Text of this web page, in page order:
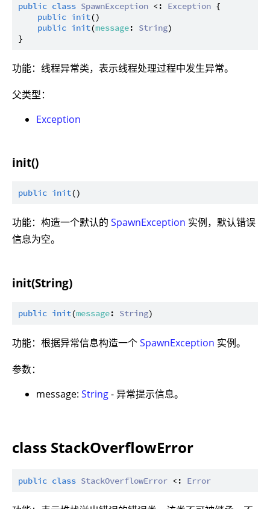
public class SpawnException <: Exception {
public init()
public init(message: String)
功能：线程异常类，表示线程处理过程中发生异常。
父类型：
Exception
init()
public init
功能：构造一个默认的 SpawnException 实例，默认错误
信息为空。
init(String)
public init(message: String
功能：根据异常信息构造一个SpawnException 实例。
参数：
message: String- 异常提示信息。
class StackOverflowError
public class StackOverflowError <: Error